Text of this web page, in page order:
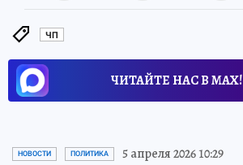
ЧП
ЧИТАЙТЕ НАС В МАХ!
НОВОСТИ ПОЛИТИКА 5 апреля 2026 10:29